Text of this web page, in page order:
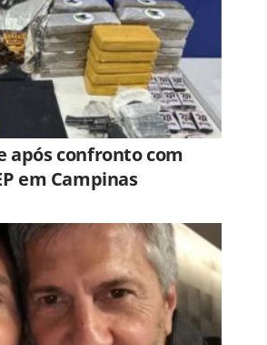
após confronto com
em Campinas